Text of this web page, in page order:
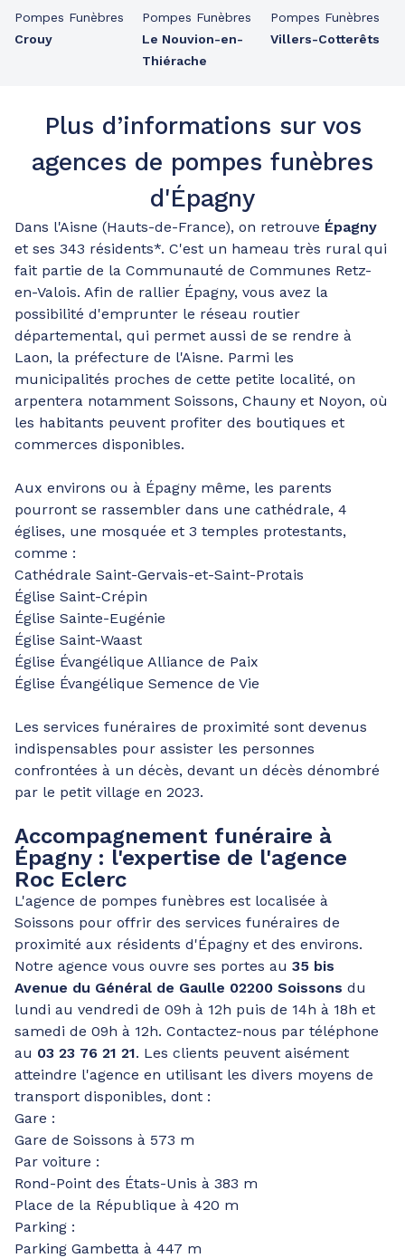
Pompes Funèbres
Crouy
Pompes Funèbres
Le Nouvion-en-
Thiérache
Pompes Funèbres
Villers-Cotterêts
Plus d’informations sur vos
agences de pompes funèbres
d'Épagny
Dans l'Aisne (Hauts-de-France), on retrouve Épagny
et ses 343 résidents*. C'est un hameau très rural qui
fait partie de la Communauté de Communes Retz-
en-Valois. Afin de rallier Épagny, vous avez la
possibilité d'emprunter le réseau routier
départemental, qui permet aussi de se rendre à
Laon, la préfecture de l'Aisne. Parmi les
municipalités proches de cette petite localité, on
arpentera notamment Soissons, Chauny et Noyon, où
les habitants peuvent profiter des boutiques et
commerces disponibles.
Aux environs ou à Épagny même, les parents
pourront se rassembler dans une cathédrale, 4
églises, une mosquée et 3 temples protestants,
comme :
Cathédrale Saint-Gervais-et-Saint-Protais
Église Saint-Crépin
Église Sainte-Eugénie
Église Saint-Waast
Église Évangélique Alliance de Paix
Église Évangélique Semence de Vie
Les services funéraires de proximité sont devenus
indispensables pour assister les personnes
confrontées à un décès, devant un décès dénombré
par le petit village en 2023.
Accompagnement funéraire à
Épagny : l'expertise de l'agence
Roc Eclerc
L'agence de pompes funèbres est localisée à
Soissons pour offrir des services funéraires de
proximité aux résidents d'Épagny et des environs.
Notre agence vous ouvre ses portes au 35 bis
Avenue du Général de Gaulle 02200 Soissons du
lundi au vendredi de 09h à 12h puis de 14h à 18h et
samedi de 09h à 12h. Contactez-nous par téléphone
au 03 23 76 21 21. Les clients peuvent aisément
atteindre l'agence en utilisant les divers moyens de
transport disponibles, dont :
Gare :
Gare de Soissons à 573 m
Par voiture :
Rond-Point des États-Unis à 383 m
Place de la République à 420 m
Parking :
Parking Gambetta à 447 m